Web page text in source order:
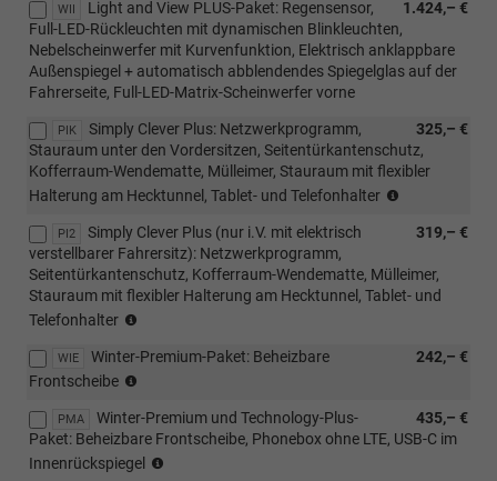
WII 1.424,– €
Light and View PLUS-Paket: Regensensor,
Full-LED-Rückleuchten mit dynamischen Blinkleuchten,
Nebelscheinwerfer mit Kurvenfunktion, Elektrisch anklappbare
Außenspiegel + automatisch abblendendes Spiegelglas auf der
Fahrerseite, Full-LED-Matrix-Scheinwerfer vorne
PIK 325,– €
Simply Clever Plus: Netzwerkprogramm,
Stauraum unter den Vordersitzen, Seitentürkantenschutz,
Kofferraum-Wendematte, Mülleimer, Stauraum mit flexibler
Halterung am Hecktunnel, Tablet- und Telefonhalter
mit
PI2 319,– €
Simply Clever Plus (nur i.V. mit elektrisch
verstellbarer Fahrersitz): Netzwerkprogramm,
Seitentürkantenschutz, Kofferraum-Wendematte, Mülleimer,
Stauraum mit flexibler Halterung am Hecktunnel, Tablet- und
Telefonhalter
mit
WIE 242,– €
Winter-Premium-Paket: Beheizbare
Frontscheibe
mit
PLG/PLP/PLE/PLM/PEA);
(nicht
PMA 435,– €
Winter-Premium und Technology-Plus-
Paket: Beheizbare Frontscheibe, Phonebox ohne LTE, USB-C im
Innenrückspiegel